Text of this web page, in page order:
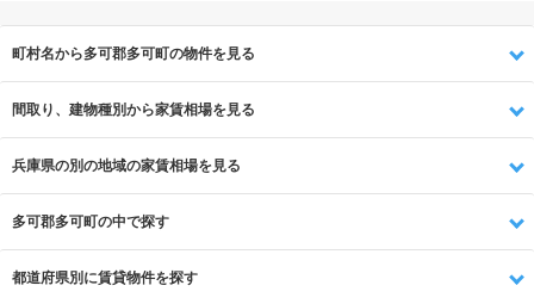
町村名から多可郡多可町の物件を見る
間取り、建物種別から家賃相場を見る
兵庫県の別の地域の家賃相場を見る
多可郡多可町の中で探す
都道府県別に賃貸物件を探す